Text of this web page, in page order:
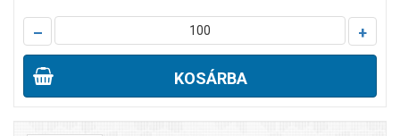
– +
KOSÁRBA